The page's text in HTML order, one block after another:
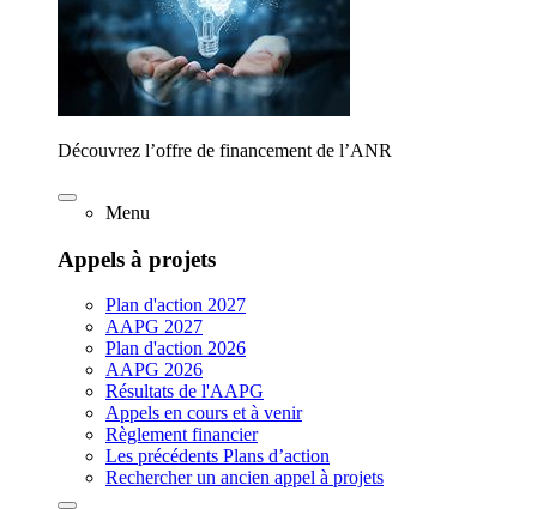
Découvrez l’offre de financement de l’ANR
Menu
Appels à projets
Plan d'action 2027
AAPG 2027
Plan d'action 2026
AAPG 2026
Résultats de l'AAPG
Appels en cours et à venir
Règlement financier
Les précédents Plans d’action
Rechercher un ancien appel à projets